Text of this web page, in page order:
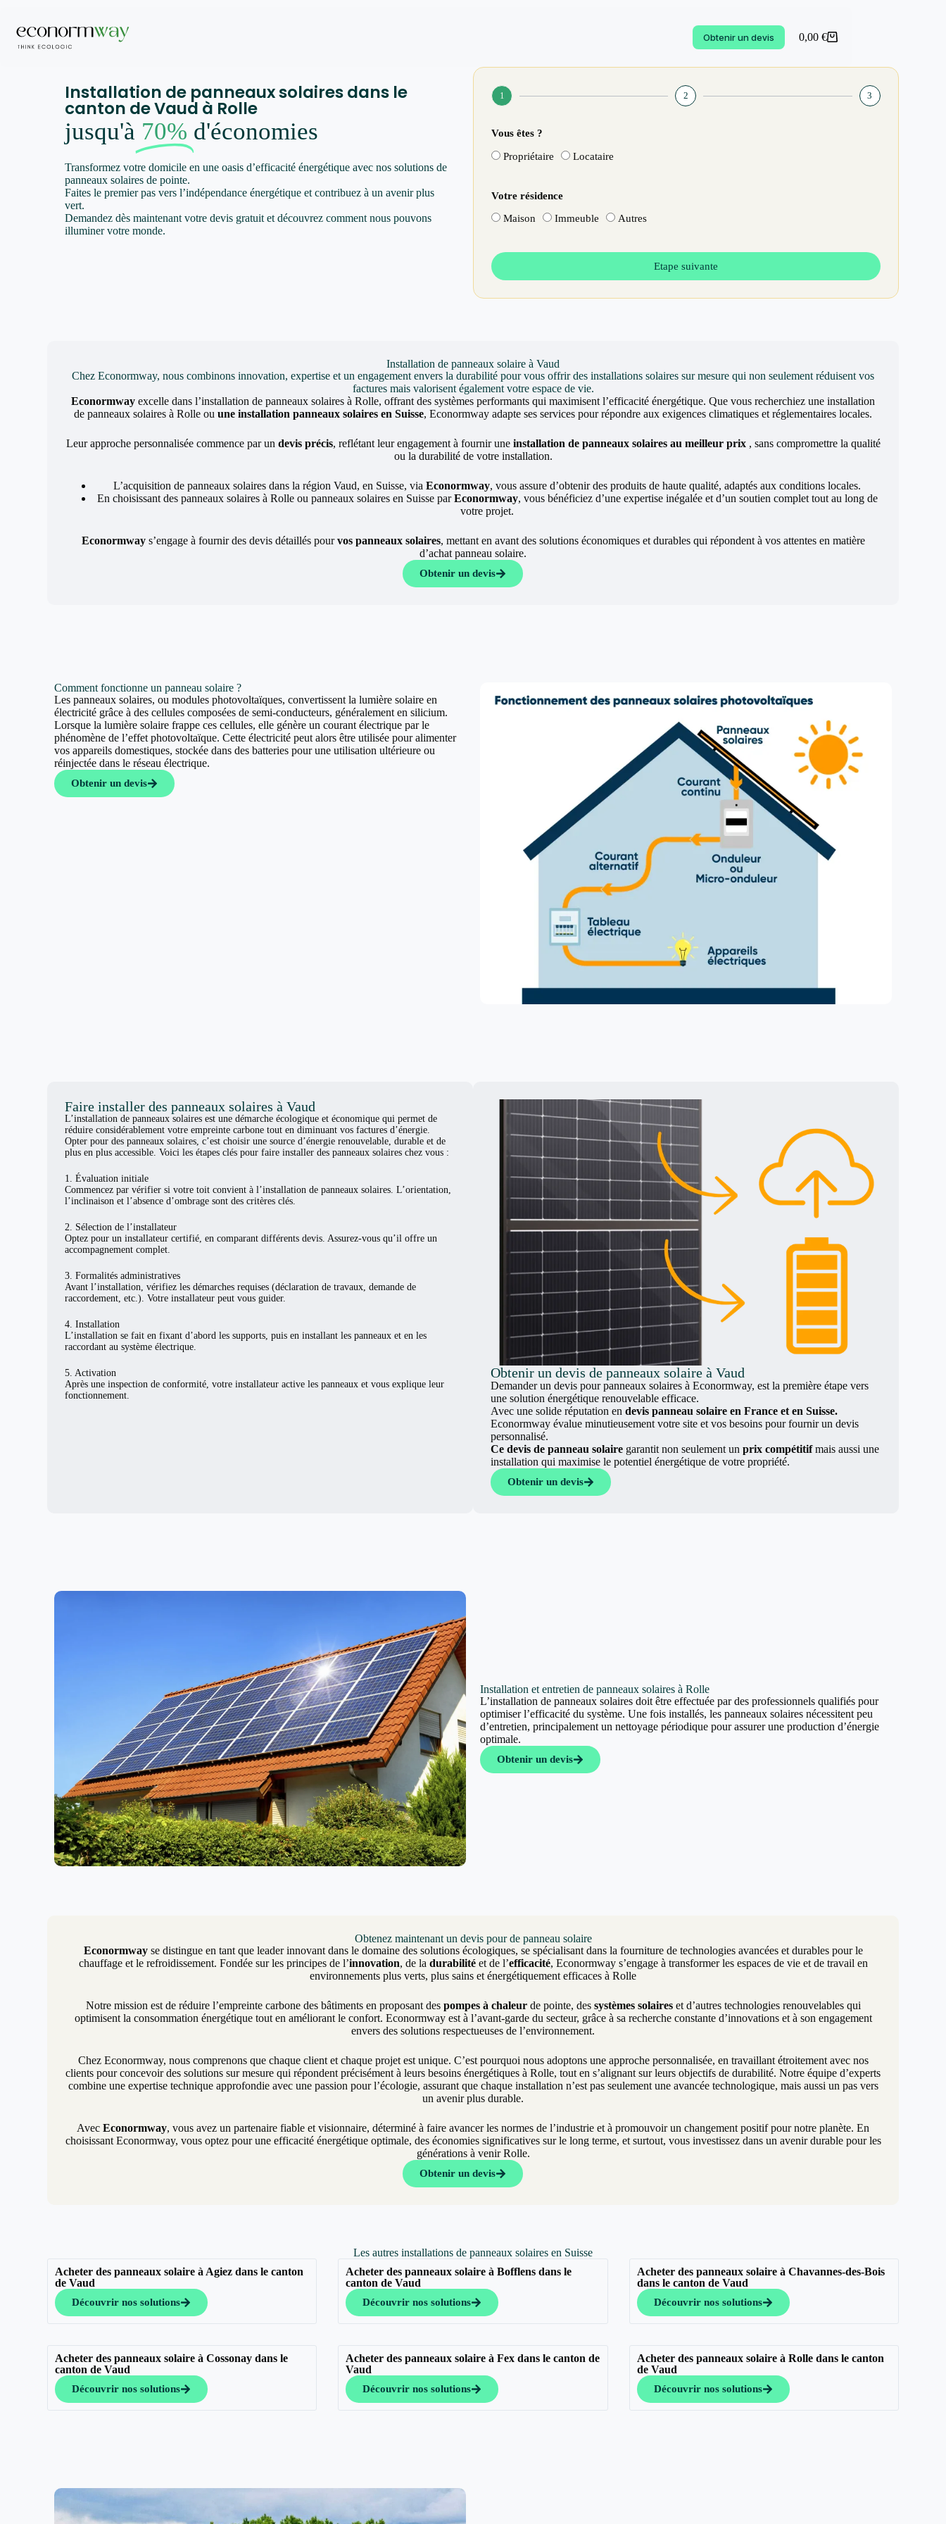
Obtenir un devis 0,00 €
Installation de panneaux solaires dans le
canton de Vaud à Rolle
jusqu'à 70% d'économies
Transformez votre domicile en une oasis d’efficacité énergétique avec nos solutions de
panneaux solaires de pointe.
Faites le premier pas vers l’indépendance énergétique et contribuez à un avenir plus
vert.
Demandez dès maintenant votre devis gratuit et découvrez comment nous pouvons
illuminer votre monde.
1 2 3
Vous êtes ?
Propriétaire Locataire
Votre résidence
Maison Immeuble Autres
Etape suivante
Installation de panneaux solaire à Vaud
Chez Econormway, nous combinons innovation, expertise et un engagement envers la durabilité pour vous offrir des installations solaires sur mesure qui non seulement réduisent vos
factures mais valorisent également votre espace de vie.
Econormway excelle dans l’installation de panneaux solaires à Rolle, offrant des systèmes performants qui maximisent l’efficacité énergétique. Que vous recherchiez une installation
de panneaux solaires à Rolle ou une installation panneaux solaires en Suisse, Econormway adapte ses services pour répondre aux exigences climatiques et réglementaires locales.
Leur approche personnalisée commence par un devis précis, reflétant leur engagement à fournir une installation de panneaux solaires au meilleur prix , sans compromettre la qualité
ou la durabilité de votre installation.
L’acquisition de panneaux solaires dans la région Vaud, en Suisse, via Econormway, vous assure d’obtenir des produits de haute qualité, adaptés aux conditions locales.
En choisissant des panneaux solaires à Rolle ou panneaux solaires en Suisse parEconormway, vous bénéficiez d’une expertise inégalée et d’un soutien complet tout au long de
votre projet.
Econormways’engage à fournir des devis détaillés pourvos panneaux solaires, mettant en avant des solutions économiques et durables qui répondent à vos attentes en matière
d’achat panneau solaire.
Obtenir un devis
Comment fonctionne un panneau solaire ?
Les panneaux solaires, ou modules photovoltaïques, convertissent la lumière solaire en
électricité grâce à des cellules composées de semi-conducteurs, généralement en silicium.
Lorsque la lumière solaire frappe ces cellules, elle génère un courant électrique par le
phénomène de l’effet photovoltaïque. Cette électricité peut alors être utilisée pour alimenter
vos appareils domestiques, stockée dans des batteries pour une utilisation ultérieure ou
réinjectée dans le réseau électrique.
Obtenir un devis
Faire installer des panneaux solaires à Vaud
L’installation de panneaux solaires est une démarche écologique et économique qui permet de
réduire considérablement votre empreinte carbone tout en diminuant vos factures d’énergie.
Opter pour des panneaux solaires, c’est choisir une source d’énergie renouvelable, durable et de
plus en plus accessible. Voici les étapes clés pour faire installer des panneaux solaires chez vous :
1. Évaluation initiale
Commencez par vérifier si votre toit convient à l’installation de panneaux solaires. L’orientation,
l’inclinaison et l’absence d’ombrage sont des critères clés.
2. Sélection de l’installateur
Optez pour un installateur certifié, en comparant différents devis. Assurez-vous qu’il offre un
accompagnement complet.
3. Formalités administratives
Avant l’installation, vérifiez les démarches requises (déclaration de travaux, demande de
raccordement, etc.). Votre installateur peut vous guider.
4. Installation
L’installation se fait en fixant d’abord les supports, puis en installant les panneaux et en les
raccordant au système électrique.
5. Activation
Après une inspection de conformité, votre installateur active les panneaux et vous explique leur
fonctionnement.
Obtenir un devis de panneaux solaire à Vaud
Demander un devis pour panneaux solaires à Econormway, est la première étape vers
une solution énergétique renouvelable efficace.
Avec une solide réputation en devis panneau solaire en France et en Suisse.
Econormway évalue minutieusement votre site et vos besoins pour fournir un devis
personnalisé.
Ce devis de panneau solaire garantit non seulement un prix compétitifmais aussi une
installation qui maximise le potentiel énergétique de votre propriété.
Obtenir un devis
Installation et entretien de panneaux solaires à Rolle
L’installation de panneaux solaires doit être effectuée par des professionnels qualifiés pour
optimiser l’efficacité du système. Une fois installés, les panneaux solaires nécessitent peu
d’entretien, principalement un nettoyage périodique pour assurer une production d’énergie
optimale.
Obtenir un devis
Obtenez maintenant un devis pour de panneau solaire
Econormwayse distingue en tant que leader innovant dans le domaine des solutions écologiques, se spécialisant dans la fourniture de technologies avancées et durables pour le
chauffage et le refroidissement. Fondée sur les principes de l’innovation, de la durabilitéet de l’efficacité, Econormway s’engage à transformer les espaces de vie et de travail en
environnements plus verts, plus sains et énergétiquement efficaces à Rolle
Notre mission est de réduire l’empreinte carbone des bâtiments en proposant des pompes à chaleurde pointe, des systèmes solaireset d’autres technologies renouvelables qui
optimisent la consommation énergétique tout en améliorant le confort. Econormway est à l’avant-garde du secteur, grâce à sa recherche constante d’innovations et à son engagement
envers des solutions respectueuses de l’environnement.
Chez Econormway, nous comprenons que chaque client et chaque projet est unique. C’est pourquoi nous adoptons une approche personnalisée, en travaillant étroitement avec nos
clients pour concevoir des solutions sur mesure qui répondent précisément à leurs besoins énergétiques à Rolle, tout en s’alignant sur leurs objectifs de durabilité. Notre équipe d’experts
combine une expertise technique approfondie avec une passion pour l’écologie, assurant que chaque installation n’est pas seulement une avancée technologique, mais aussi un pas vers
un avenir plus durable.
Avec Econormway, vous avez un partenaire fiable et visionnaire, déterminé à faire avancer les normes de l’industrie et à promouvoir un changement positif pour notre planète. En
choisissant Econormway, vous optez pour une efficacité énergétique optimale, des économies significatives sur le long terme, et surtout, vous investissez dans un avenir durable pour les
générations à venir Rolle.
Obtenir un devis
Les autres installations de panneaux solaires en Suisse
Acheter des panneaux solaire à Agiez dans le canton
de Vaud
Découvrir nos solutions
Acheter des panneaux solaire à Bofflens dans le
canton de Vaud
Découvrir nos solutions
Acheter des panneaux solaire à Chavannes-des-Bois
dans le canton de Vaud
Découvrir nos solutions
Acheter des panneaux solaire à Cossonay dans le
canton de Vaud
Découvrir nos solutions
Acheter des panneaux solaire à Fex dans le canton de
Vaud
Découvrir nos solutions
Acheter des panneaux solaire à Rolle dans le canton
de Vaud
Découvrir nos solutions